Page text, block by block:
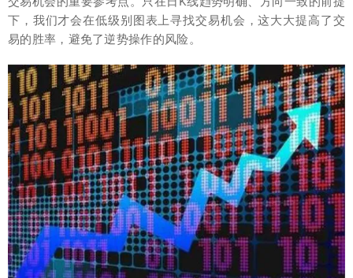
下，我们才会在低级别图表上寻找交易机会，这大大提高了交
易的胜率，避免了逆势操作的风险。